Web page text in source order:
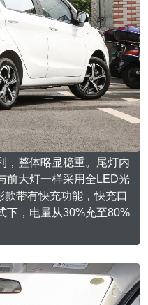
，整体略显稳重。尾灯内
前大灯一样采用全LED光
带有快充功能，快充口
下，电量从30%充至80%